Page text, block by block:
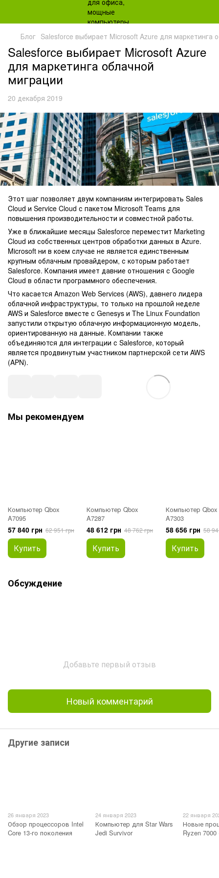
Блог Salesforce выбирает Microsoft Azure для маркетинга
Salesforce выбирает Microsoft Azure
для маркетинга облачной
миграции
20 декабря 2019
Этот шаг позволяет двум компаниям интегрировать Sales
Cloud и Service Cloud с пакетом Microsoft Teams для
повышения производительности и совместной работы.
Уже в ближайшие месяцы Salesforce переместит Marketing
Cloud из собственных центров обработки данных в Azure.
Microsoft ни в коем случае не является единственным
крупным облачным провайдером, с которым работает
Salesforce. Компания имеет давние отношения с Google
Cloud в области программного обеспечения.
Что касается Amazon Web Services (AWS), давнего лидера
облачной инфраструктуры, то только на прошлой неделе
AWS и Salesforce вместе с Genesys и The Linux Foundation
запустили открытую облачную информационную модель,
ориентированную на данные. Компании также
объединяются для интеграции с Salesforce, который
является продвинутым участником партнерской сети AWS
(APN).
Мы рекомендуем
Компьютер Qbox
A7095
57 840 грн 62 951 грн
Купить
Компьютер Qbox
A7287
48 612 грн 48 762 грн
Купить
Компьютер Qbox
A7303
58 656 грн 58
Купить
Обсуждение
Добавьте первый отзыв
Новый комментарий
Другие записи
26 января 2023
Обзор процессоров Intel
Core 13-го поколения
24 января 2023
Компьютер для Star Wars
Jedi Survivor
22 января
Новые
Ryzen 7000